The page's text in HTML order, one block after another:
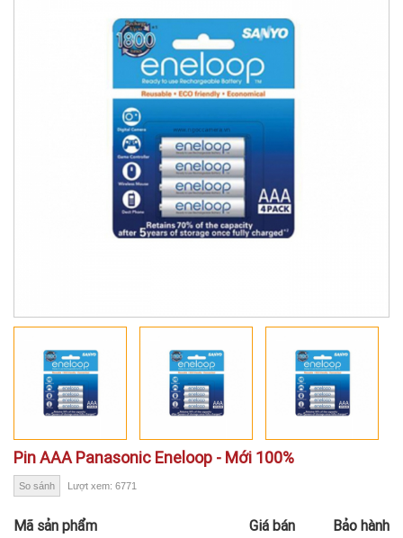
Pin AAA Panasonic Eneloop - Mới 100%
So sánh Lượt xem: 6771
Mã sản phẩm Giá bán Bảo hành